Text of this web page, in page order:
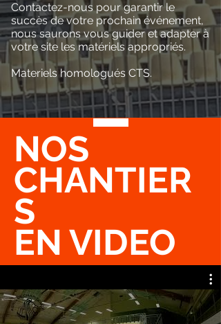
Contactez-nous pour garantir le
succès de votre prochain événement,
nous saurons vous guider et adapter à
votre site les matériels appropriés.
Materiels homologués CTS.
NOS
CHANTIER
S
EN VIDEO